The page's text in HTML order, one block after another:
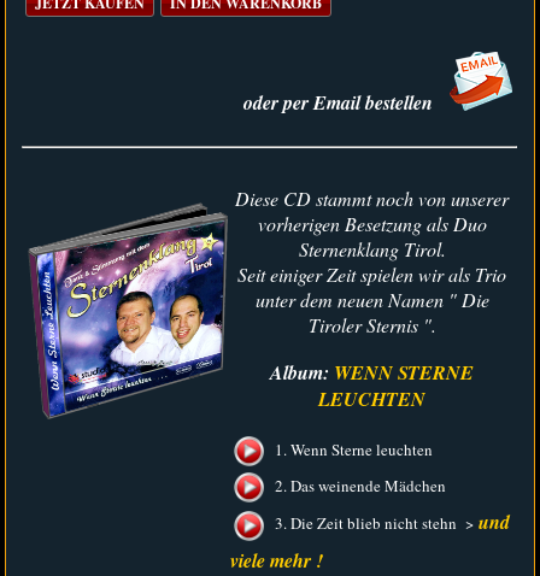
oder per Email bestellen
Diese CD stammt noch von unserer
vorherigen Besetzung als Duo
Sternenklang Tirol.
Seit einiger Zeit spielen wir als Trio
unter dem neuen Namen " Die
Tiroler Sternis ".
Album: WENN STERNE
LEUCHTEN
1. Wenn Sterne leuchten
2. Das weinende Mädchen
3. Die Zeit blieb nicht stehn >und
viele mehr !